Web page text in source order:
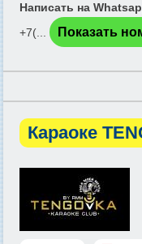
Написать на
+7(...
Показать
Караоке